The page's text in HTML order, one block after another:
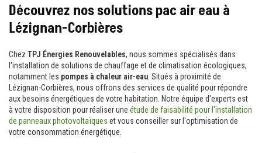
Découvrez nos solutions pac air eau à
Lézignan-Corbières
Chez TPJ Énergies Renouvelables, nous sommes spécialisés dans
l'installation de solutions de chauffage et de climatisation écologiques,
notamment les pompes à chaleur air-eau . Situés à proximité de
Lézignan-Corbières, nous offrons des services de qualité pour répondre
aux besoins énergétiques de votre habitation. Notre équipe d'experts est
à votre disposition pour réaliser une étude de faisabilité pour l'installation
de panneaux photovoltaïques et vous conseiller sur l'optimisation de
votre consommation énergétique.